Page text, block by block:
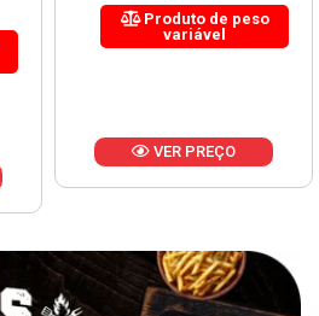
Produto de peso
variável
VER PREÇO